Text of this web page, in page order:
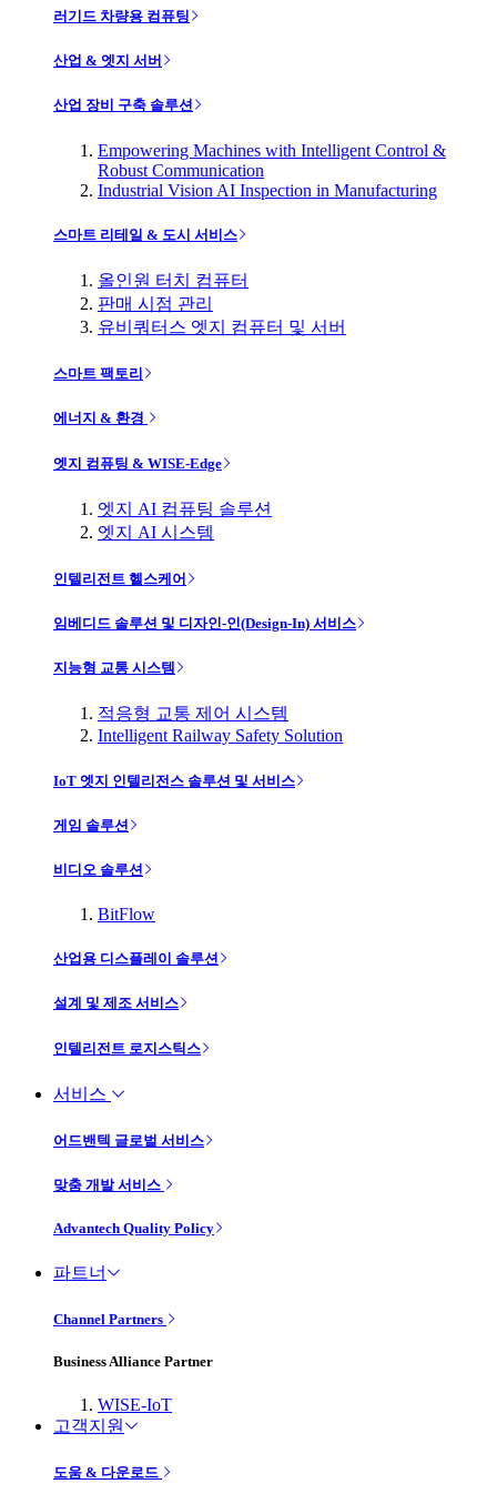
러기드 차량용 컴퓨팅
산업 & 엣지 서버
산업 장비 구축 솔루션
Empowering Machines with Intelligent Control &
Robust Communication
Industrial Vision AI Inspection in Manufacturing
스마트 리테일 & 도시 서비스
올인원 터치 컴퓨터
판매 시점 관리
유비쿼터스 엣지 컴퓨터 및 서버
스마트 팩토리
에너지 & 환경
엣지 컴퓨팅 & WISE-Edge
엣지 AI 컴퓨팅 솔루션
엣지 AI 시스템
인텔리전트 헬스케어
임베디드 솔루션 및 디자인-인(Design-In) 서비스
지능형 교통 시스템
적응형 교통 제어 시스템
Intelligent Railway Safety Solution
IoT 엣지 인텔리전스 솔루션 및 서비스
게임 솔루션
비디오 솔루션
BitFlow
산업용 디스플레이 솔루션
설계 및 제조 서비스
인텔리전트 로지스틱스
서비스
어드밴텍 글로벌 서비스
맞춤 개발 서비스
Advantech Quality Policy
파트너
Channel Partners
Business Alliance Partner
WISE-IoT
고객지원
도움 & 다운로드